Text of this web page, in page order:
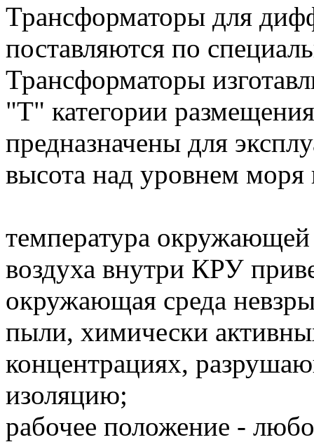
Трансформаторы для
поставляются по
Трансформаторы
"Т" категории
предназначены для
высота над уровнем моря
температура окружающей
воздуха внутри КРУ
окружающая среда
пыли, химически
концентрациях,
изоляцию;
рабочее положение -